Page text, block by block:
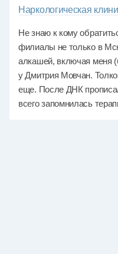
Наркологическая
Не знаю к кому
филиалы не только в
алкашей, включая меня
у Дмитрия Мовчан.
еще. После ДНК
всего запомнилась